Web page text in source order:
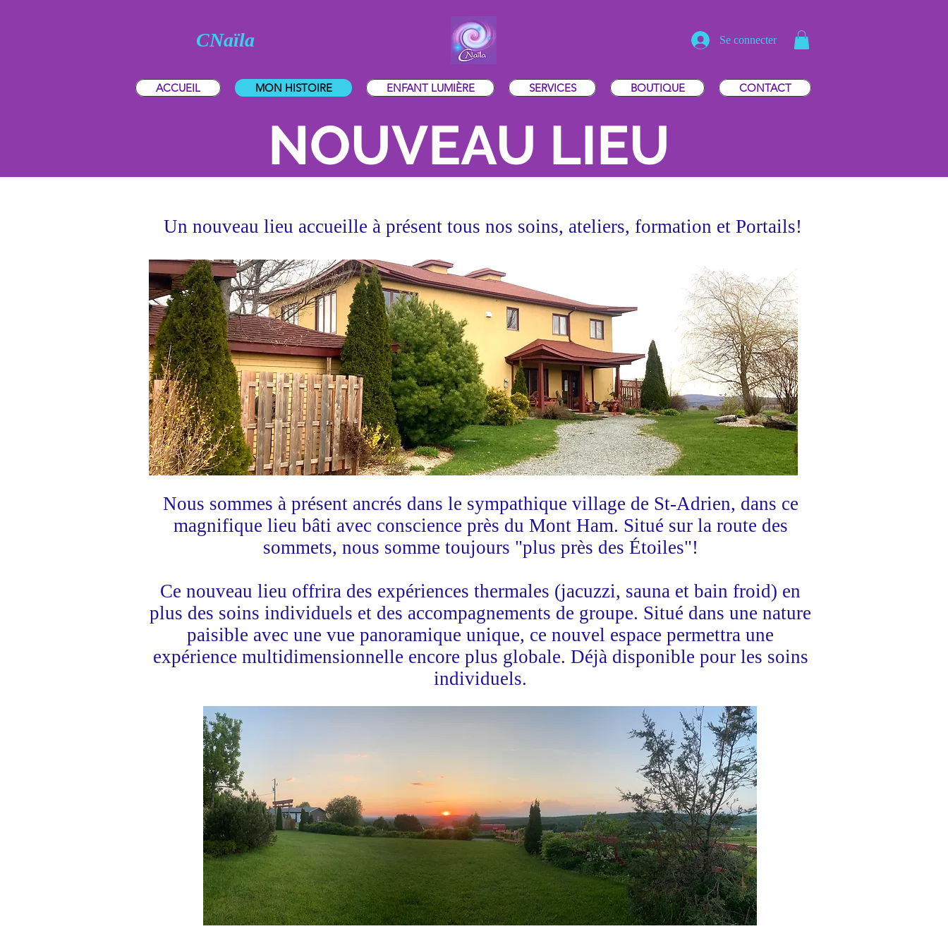
CNaïla Se connecter
ACCUEIL MON HISTOIRE ENFANT LUMIÈRE SERVICES BOUTIQUE CONTACT
NOUVEAU LIEU
Un nouveau lieu accueille à présent tous nos soins, ateliers, formation et Portails!
Nous sommes à présent ancrés dans le sympathique village de St-Adrien, dans ce
magnifique lieu bâti avec conscience près du Mont Ham. Situé sur la route des
sommets, nous somme toujours "plus près des Étoiles"!
Ce nouveau lieu offrira des expériences thermales (jacuzzi, sauna et bain froid) en
plus des soins individuels et des accompagnements de groupe. Situé dans une nature
paisible avec une vue panoramique unique, ce nouvel espace permettra une
expérience multidimensionnelle encore plus globale. Déjà disponible pour les soins
individuels.